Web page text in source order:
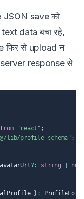
save को
data बचा रहे,
फिर से upload न
server response से
from "react" ;
lib/profile-schema" ;
avatarUrl? : string
} :